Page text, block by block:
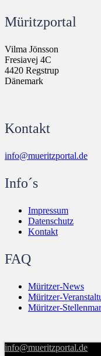
Müritzportal
Vilma Jönsson
Fresiavej 4C
4420 Regstrup
Dänemark
Kontakt
info@mueritzportal.de
Info´s
Impressum
Datenschutz
Kontakt
FAQ
Müritzer-News
Müritzer-
Müritzer-
info@mueritzportal.de